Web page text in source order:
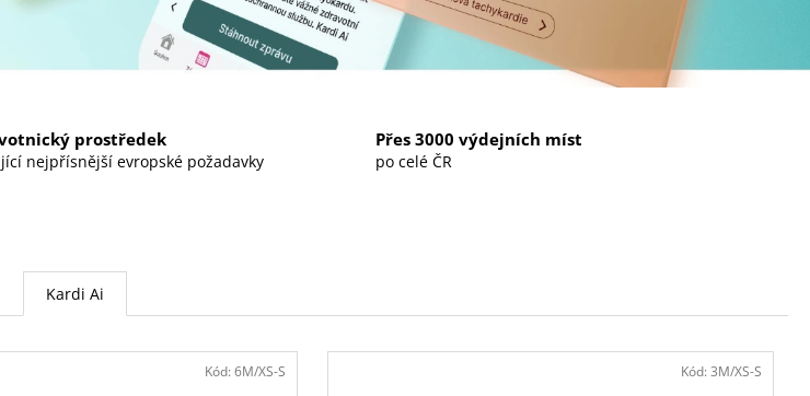
prostředek
nejpřísnější evropské požadavky
Přes 3000 výdejních míst
po celé ČR
Kardi Ai
Kód: 6M/XS-S Kód: 3M/XS-S
4 174 Kč